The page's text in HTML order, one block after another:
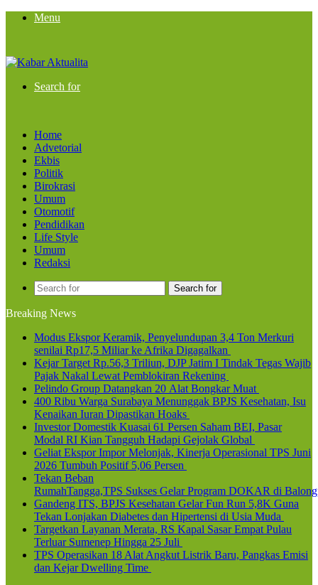
Menu
Search for
Home
Advetorial
Ekbis
Politik
Birokrasi
Umum
Otomotif
Pendidikan
Life Style
Umum
Redaksi
Search for
Breaking News
Modus Ekspor Keramik, Penyelundupan 3,4 Ton Merkuri
senilai Rp17,5 Miliar ke Afrika Digagalkan
Kejar Target Rp.56,3 Triliun, DJP Jatim I Tindak Tegas Wajib
Pajak Nakal Lewat Pemblokiran Rekening
Pelindo Group Datangkan 20 Alat Bongkar Muat
400 Ribu Warga Surabaya Menunggak BPJS Kesehatan, Isu
Kenaikan Iuran Dipastikan Hoaks
Investor Domestik Kuasai 61 Persen Saham BEI, Pasar
Modal RI Kian Tangguh Hadapi Gejolak Global
Geliat Ekspor Impor Melonjak, Kinerja Operasional TPS Juni
2026 Tumbuh Positif 5,06 Persen
Tekan Beban
RumahTangga,TPS Sukses Gelar Program DOKAR di
Gandeng ITS, BPJS Kesehatan Gelar Fun Run 5,8K Guna
Tekan Lonjakan Diabetes dan Hipertensi di Usia Muda
Targetkan Layanan Merata, RS Kapal Sasar Empat Pulau
Terluar Sumenep Hingga 25 Juli
TPS Operasikan 18 Alat Angkut Listrik Baru, Pangkas Emisi
dan Kejar Dwelling Time